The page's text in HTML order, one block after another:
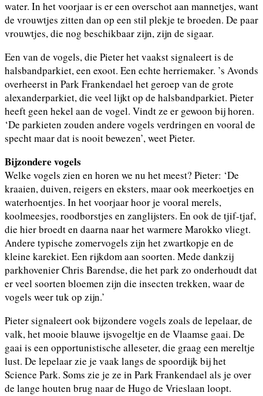
water. In het voorjaar is er een overschot aan mannetjes, want
de vrouwtjes zitten dan op een stil plekje te broeden. De paar
vrouwtjes, die nog beschikbaar zijn, zijn de sigaar.
Een van de vogels, die Pieter het vaakst signaleert is de
halsbandparkiet, een exoot. Een echte herriemaker. ’s Avonds
overheerst in Park Frankendael het geroep van de grote
alexanderparkiet, die veel lijkt op de halsbandparkiet. Pieter
heeft geen hekel aan de vogel. Vindt ze er gewoon bij horen.
‘De parkieten zouden andere vogels verdringen en vooral de
specht maar dat is nooit bewezen’, weet Pieter.
Bijzondere vogels
Welke vogels zien en horen we nu het meest? Pieter: ‘De
kraaien, duiven, reigers en eksters, maar ook meerkoetjes en
waterhoentjes. In het voorjaar hoor je vooral merels,
koolmeesjes, roodborstjes en zanglijsters. En ook de tjif-tjaf,
die hier broedt en daarna naar het warmere Marokko vliegt.
Andere typische zomervogels zijn het zwartkopje en de
kleine karekiet. Een rijkdom aan soorten. Mede dankzij
parkhovenier Chris Barendse, die het park zo onderhoudt dat
er veel soorten bloemen zijn die insecten trekken, waar de
vogels weer tuk op zijn.’
Pieter signaleert ook bijzondere vogels zoals de lepelaar, de
valk, het mooie blauwe ijsvogeltje en de Vlaamse gaai. De
gaai is een opportunistische alleseter, die graag een mereltje
lust. De lepelaar zie je vaak langs de spoordijk bij het
Science Park. Soms zie je ze in Park Frankendael als je over
de lange houten brug naar de Hugo de Vrieslaan loopt.